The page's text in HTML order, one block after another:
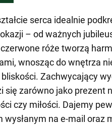
serca idealnie
– od ważnych
róże tworzą
wnosząc do wnętrza
bliskości. Zachwycający
się zarówno jako prezent
czy miłości. Dajemy
wysłanym na e-mail oraz